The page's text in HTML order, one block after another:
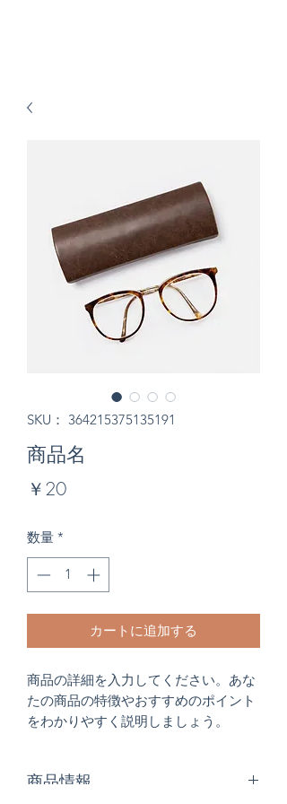
SKU： 364215375135191
商品名
￥20価
数量 *
カートに追加する
商品の詳細を入力してください。あな
たの商品の特徴やおすすめのポイント
をわかりやすく説明しましょう。
商品情報